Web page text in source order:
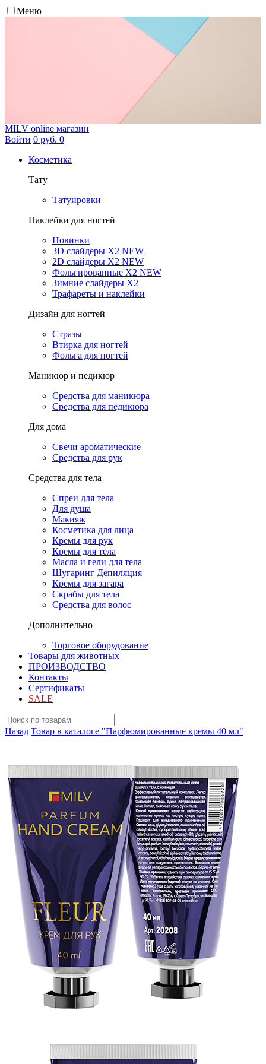
Меню
MILV online магазин
Войти 0 руб. 0
Косметика
Тату
Татуировки
Наклейки для ногтей
Новинки
3D слайдеры X2 NEW
2D слайдеры X2 NEW
Фольгированные X2 NEW
Зимние слайдеры Х2
Трафареты и наклейки
Дизайн для ногтей
Стразы
Втирка для ногтей
Фольга для ногтей
Маникюр и педикюр
Средства для маникюра
Средства для педикюра
Для дома
Свечи ароматические
Средства для рук
Средства для тела
Спреи для тела
Для душа
Макияж
Косметика для лица
Кремы для рук
Кремы для тела
Масла и гели для тела
Шугаринг Депиляция
Кремы для загара
Скрабы для тела
Средства для волос
Дополнительно
Торговое оборудование
Товары для животных
ПРОИЗВОДСТВО
Контакты
Сертификаты
SALE
Назад Товар в каталоге "Парфюмированные кремы 40 мл"